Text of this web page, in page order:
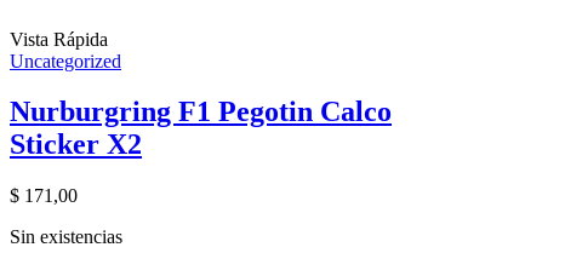
Vista Rápida
Uncategorized
Nurburgring F1 Pegotin Calco
Sticker X2
$ 171,00
Sin existencias